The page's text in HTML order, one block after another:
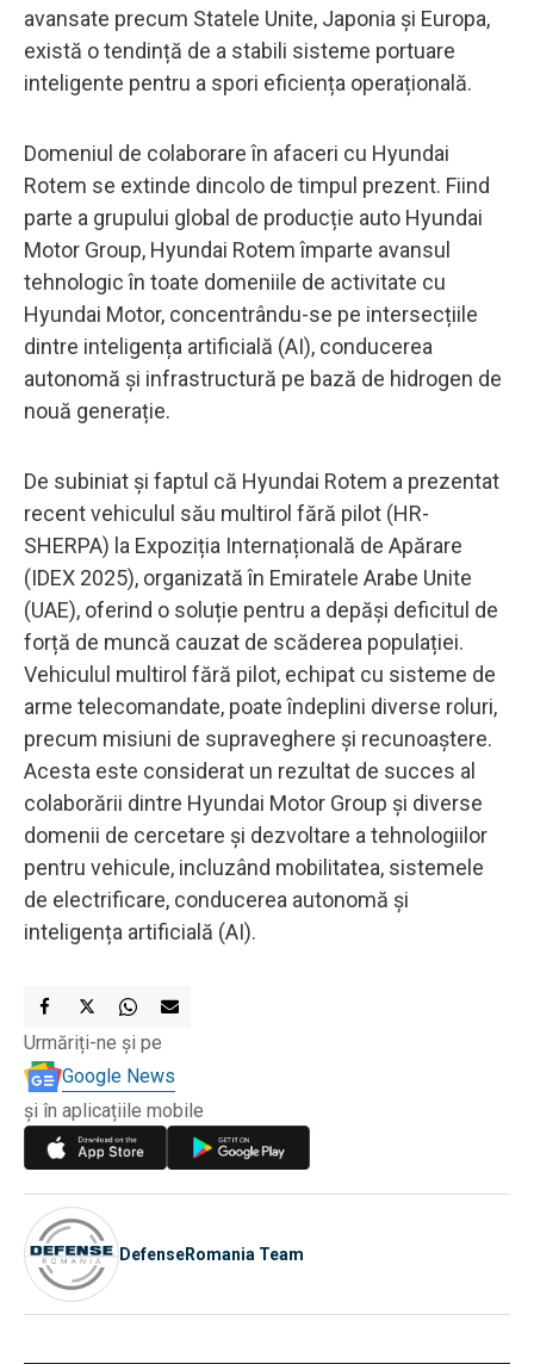
avansate precum Statele Unite, Japonia și Europa,
există o tendință de a stabili sisteme portuare
inteligente pentru a spori eficiența operațională.
Domeniul de colaborare în afaceri cu Hyundai
Rotem se extinde dincolo de timpul prezent. Fiind
parte a grupului global de producție auto Hyundai
Motor Group, Hyundai Rotem împarte avansul
tehnologic în toate domeniile de activitate cu
Hyundai Motor, concentrându-se pe intersecțiile
dintre inteligența artificială (AI), conducerea
autonomă și infrastructură pe bază de hidrogen de
nouă generație.
De subiniat și faptul că Hyundai Rotem a prezentat
recent vehiculul său multirol fără pilot (HR-
SHERPA) la Expoziția Internațională de Apărare
(IDEX 2025), organizată în Emiratele Arabe Unite
(UAE), oferind o soluție pentru a depăși deficitul de
forță de muncă cauzat de scăderea populației.
Vehiculul multirol fără pilot, echipat cu sisteme de
arme telecomandate, poate îndeplini diverse roluri,
precum misiuni de supraveghere și recunoaștere.
Acesta este considerat un rezultat de succes al
colaborării dintre Hyundai Motor Group și diverse
domenii de cercetare și dezvoltare a tehnologiilor
pentru vehicule, incluzând mobilitatea, sistemele
de electrificare, conducerea autonomă și
inteligența artificială (AI).
Urmăriți-ne și pe
Google News
și în aplicațiile mobile
DefenseRomania Team